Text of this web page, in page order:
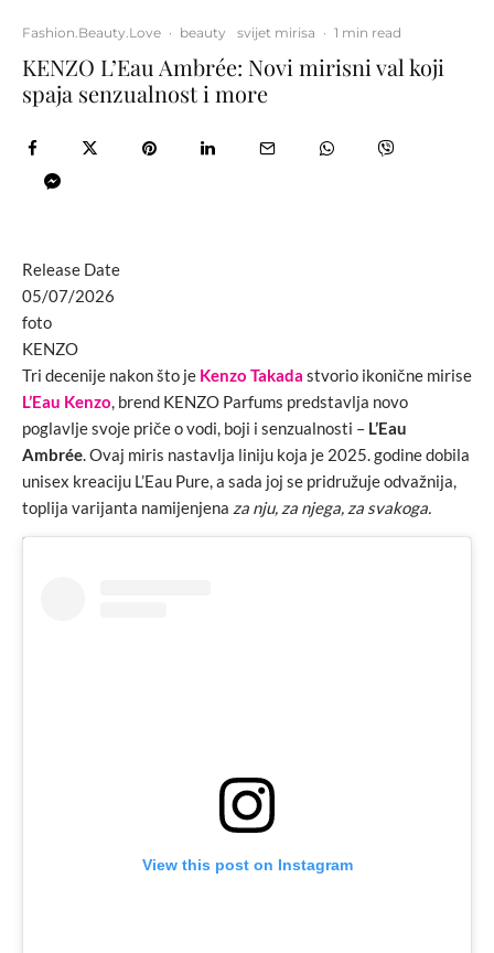
Fashion.Beauty.Love · beauty svijet mirisa · 1 min read
KENZO L’Eau Ambrée: Novi mirisni val koji
spaja senzualnost i more
Release Date
05/07/2026
foto
KENZO
Tri decenije nakon što je Kenzo Takada stvorio ikonične mirise
L’Eau Kenzo, brend KENZO Parfums predstavlja novo
poglavlje svoje priče o vodi, boji i senzualnosti – L’Eau
Ambrée. Ovaj miris nastavlja liniju koja je 2025. godine dobila
unisex kreaciju L’Eau Pure, a sada joj se pridružuje odvažnija,
toplija varijanta namijenjena za nju, za njega, za svakoga.
View this post on Instagram